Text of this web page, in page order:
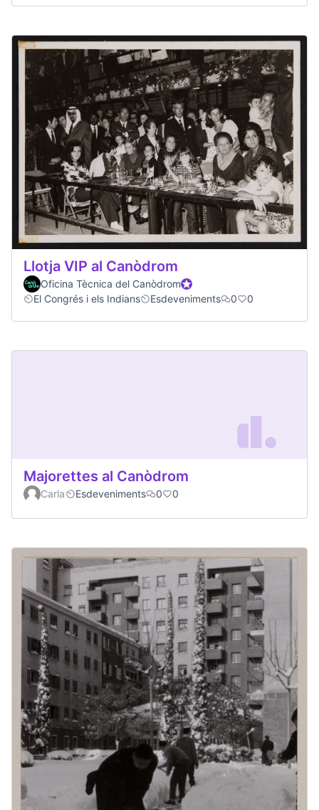
Llotja VIP al Canòdrom
Oficina Tècnica del CanòdromParticipant oficial
El Congrés i els Indians
Esdeveniments 0 0
Majorettes al Canòdrom
Carla Esdeveniments 0 0